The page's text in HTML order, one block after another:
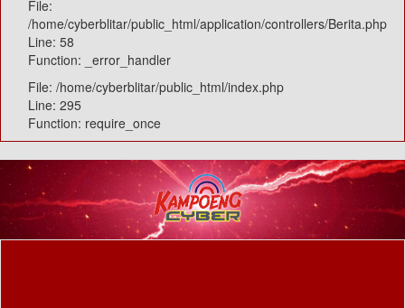
File:
/home/cyberblitar/public_html/application/controllers/Berita.php
Line: 58
Function: _error_handler
File: /home/cyberblitar/public_html/index.php
Line: 295
Function: require_once